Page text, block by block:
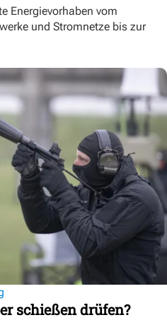
Energievorhaben vom
und Stromnetze bis zur
schießen drüfen?